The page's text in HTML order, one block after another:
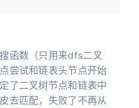
函数（只用来dfs二叉
尝试和链表头节点开始
了二叉树节点和链表中
去匹配，失败了不再从